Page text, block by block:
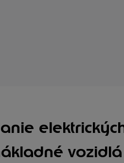
vozidlá